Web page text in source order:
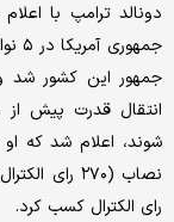
جمهور این کشور شد
رای الکترال کسب کرد.